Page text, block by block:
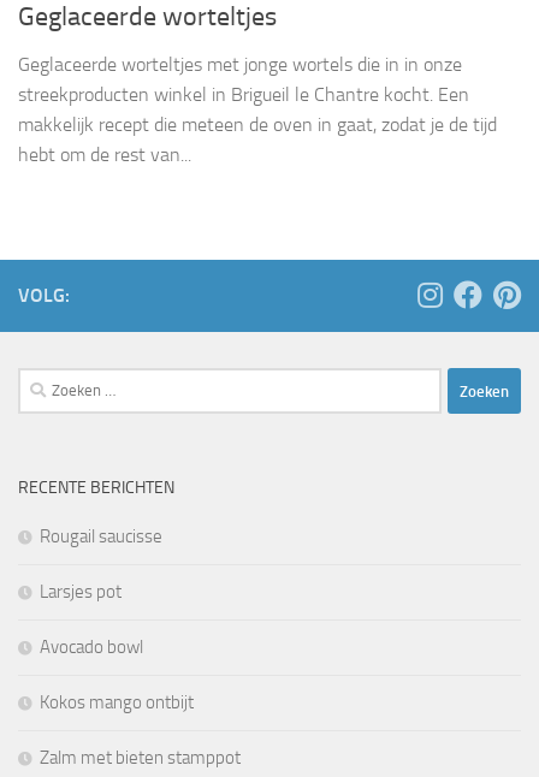
Geglaceerde worteltjes
Geglaceerde worteltjes met jonge wortels die in in onze
streekproducten winkel in Brigueil le Chantre kocht. Een
makkelijk recept die meteen de oven in gaat, zodat je de tijd
hebt om de rest van...
VOLG:
Zoeken
naar:
RECENTE BERICHTEN
Rougail saucisse
Larsjes pot
Avocado bowl
Kokos mango ontbijt
Zalm met bieten stamppot